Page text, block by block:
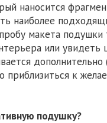
наносится
наиболее
макета
или увидеть
приблизиться к
подушку?